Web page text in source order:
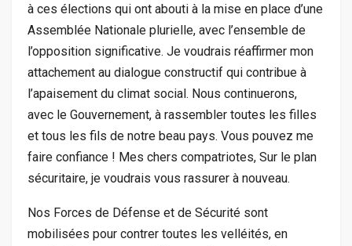
à ces élections qui ont abouti à la mise en place d’une
Assemblée Nationale plurielle, avec l’ensemble de
l’opposition significative. Je voudrais réaffirmer mon
attachement au dialogue constructif qui contribue à
l’apaisement du climat social. Nous continuerons,
avec le Gouvernement, à rassembler toutes les filles
et tous les fils de notre beau pays. Vous pouvez me
faire confiance ! Mes chers compatriotes, Sur le plan
sécuritaire, je voudrais vous rassurer à nouveau.
Nos Forces de Défense et de Sécurité sont
mobilisées pour contrer toutes les velléités, en